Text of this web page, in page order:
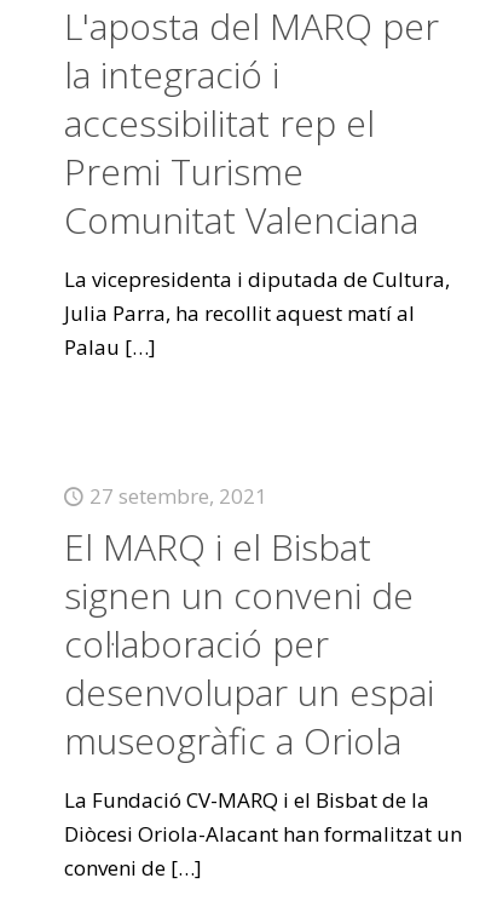
L'aposta del MARQ per
la integració i
accessibilitat rep el
Premi Turisme
Comunitat Valenciana
La vicepresidenta i diputada de Cultura,
Julia Parra, ha recollit aquest matí al
Palau […]
27 setembre, 2021
El MARQ i el Bisbat
signen un conveni de
col·laboració per
desenvolupar un espai
museogràfic a Oriola
La Fundació CV-MARQ i el Bisbat de la
Diòcesi Oriola-Alacant han formalitzat un
conveni de[…]